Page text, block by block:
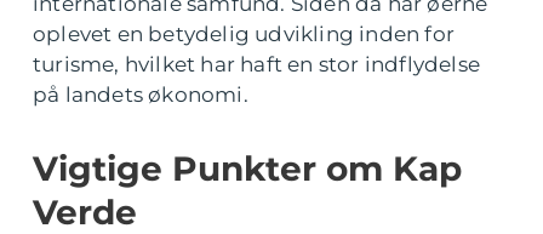
oplevet en betydelig udvikling inden for
turisme, hvilket har haft en stor indflydelse
på landets økonomi.
Vigtige Punkter om Kap
Verde